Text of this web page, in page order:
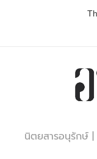
นิตยสารอนุรักษ์